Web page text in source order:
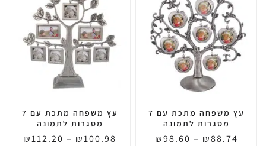
עץ משפחה מתכת עם 7
מסגרות לתמונה
₪88.74
–
₪98.60
עץ משפחה מתכת עם 7
מסגרות לתמונה
₪100.98
–
₪112.20